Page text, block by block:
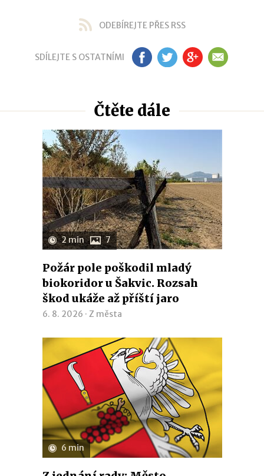
ODEBÍREJTE PŘES RSS
SDÍLEJTE S OSTATNÍMI FB TW GP EM
Čtěte dále
2 min 7
Požár pole poškodil mladý
biokoridor u Šakvic. Rozsah
škod ukáže až příští jaro
6. 8. 2026 · Z města
6 min